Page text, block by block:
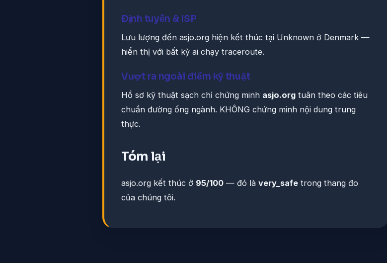
Định tuyến & ISP
Lưu lượng đến asjo.org hiện kết thúc tại Unknown ở Denmark —
hiển thị với bất kỳ ai chạy traceroute.
Vượt ra ngoài điểm kỹ thuật
Hồ sơ kỹ thuật sạch chỉ chứng minh asjo.org tuân theo các tiêu
chuẩn đường ống ngành. KHÔNG chứng minh nội dung trung
thực.
Tóm lại
asjo.org kết thúc ở 95/100 — đó là very_safe trong thang đo
của chúng tôi.